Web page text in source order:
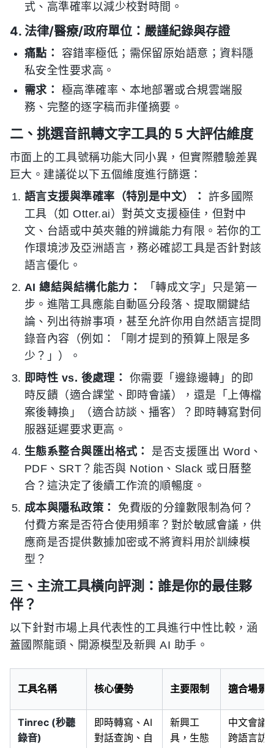
式、高準確率以減少校對時間。
4. 法律/醫療/政府單位：嚴謹紀錄與存證
痛點：
容錯率極低；需保留原始語意；資料隱
私安全性要求高。
需求：
極高準確率、本地部署或合規雲端服
務、完整的逐字稿而非僅摘要。
二、挑選音訊轉文字工具的 5 大評估維度
市面上的工具號稱功能大同小異，但實際體驗差異
巨大。建議從以下五個維度進行篩選：
語言支援與準確率（特別是中文）：
許多國際
工具（如 Otter.ai）對英文支援極佳，但對中
文、台語或中英夾雜的辨識能力有限。若你的工
作環境涉及亞洲語言，務必確認工具是否針對該
語言優化。
AI 總結與結構化能力：
「轉成文字」只是第一
步。進階工具應能自動區分段落、提取關鍵結
論、列出待辦事項，甚至允許你用自然語言提問
錄音內容（例如：「剛才提到的預算上限是多
少？」）。
即時性 vs. 後處理：
你需要「邊錄邊轉」的即
時反饋（適合課堂、即時會議），還是「上傳檔
案後轉換」（適合訪談、播客）？即時轉寫對伺
服器延遲要求更高。
生態系整合與匯出格式：
是否支援匯出 Word、
PDF、SRT？能否與 Notion、Slack 或日曆整
合？這決定了後續工作流的順暢度。
成本與隱私政策：
免費版的分鐘數限制為何？
付費方案是否符合使用頻率？對於敏感會議，供
應商是否提供數據加密或不將資料用於訓練模
型？
三、主流工具橫向評測：誰是你的最佳夥
伴？
以下針對市場上具代表性的工具進行中性比較，涵
蓋國際龍頭、開源模型及新興 AI 助手。
工具名稱 核心優勢 主要限制 適合場景
Tinrec (秒聽
錄音)
即時轉寫、AI
對話查詢、自
新興工
具，生態
中文會議
跨語言訪